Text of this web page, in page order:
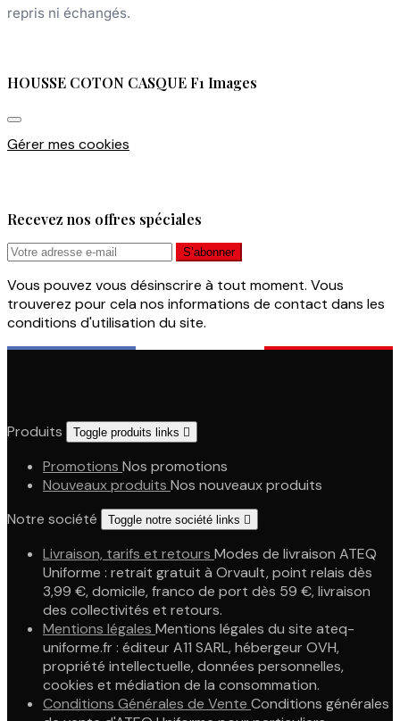
repris ni échangés.
HOUSSE COTON CASQUE F1 Images
Gérer mes cookies
Recevez nos offres spéciales
Vous pouvez vous désinscrire à tout moment. Vous
trouverez pour cela nos informations de contact dans les
conditions d'utilisation du site.
Produits Toggle produits links 
Promotions Nos promotions
Nouveaux produits Nos nouveaux produits
Notre société
Toggle notre société links 
Livraison, tarifs et retours Modes de livraison ATEQ
Uniforme : retrait gratuit à Orvault, point relais dès
3,99 €, domicile, franco de port dès 59 €, livraison
des collectivités et retours.
Mentions légales Mentions légales du site ateq-
uniforme.fr : éditeur A11 SARL, hébergeur OVH,
propriété intellectuelle, données personnelles,
cookies et médiation de la consommation.
Conditions Générales de Vente Conditions générales